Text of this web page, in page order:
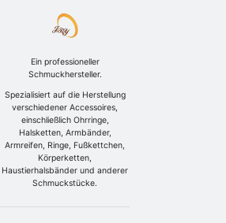
Ein professioneller
Schmuckhersteller.
Spezialisiert auf die Herstellung
verschiedener Accessoires,
einschließlich Ohrringe,
Halsketten, Armbänder,
Armreifen, Ringe, Fußkettchen,
Körperketten,
Haustierhalsbänder und anderer
Schmuckstücke.